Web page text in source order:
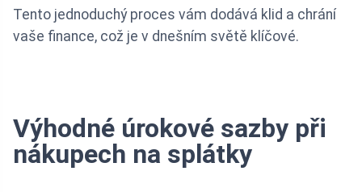
Tento jednoduchý proces vám dodává klid a chrání
vaše finance, což je v dnešním světě klíčové.
Výhodné úrokové sazby při
nákupech na splátky